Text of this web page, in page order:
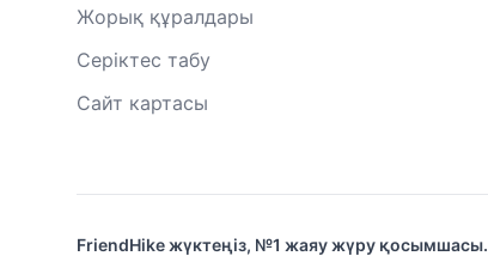
Жорық құралдары
Серіктес табу
Сайт картасы
FriendHike жүктеңіз, №1 жаяу жүру қосымшасы.